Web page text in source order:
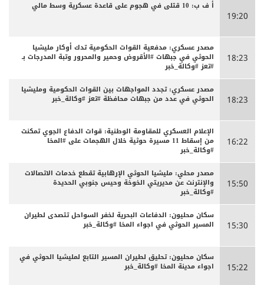
19:20
أ ف ب: 10 قتلى في هجوم على قاعدة عسكرية وسط مالي
18:23
مصدر عسكري: مدفعية القوات الحكومية تدك أوكار مليشيا
الحوثي في جبهات #الأقروض وحمير والمحرور وتبة المدرجات بـ
#تعز #وكالة_خبر
18:23
مصدر عسكري: تجدد المواجهات بين القوات الحكومية ومليشيا
الحوثي في عدد من جبهات محافظة #تعز #وكالة_خبر
16:22
الإعلام العسكري للمقاومة الوطنية: قوات الدفاع الجوي تمكنت
من إسقاط 11 مسيرة حوثية خلال الهجمات على #المخا
#وكالة_خبر
15:50
مصدر محلي: مليشيا الحوثي الإرهابية تقطع خدمات الاتصالات
والإنترنت عن مديريتي الخوخة وحيس جنوبي الحديدة
#وكالة_خبر
15:30
سكان محليون: الدفاعات البحرية لخفر السواحل تتصدى لطيران
المسير الحوثي في اجواء المخا #وكالة_خبر
15:22
سكان محليون: تحليق لطيران المسير التابع لمليشيا الحوثي في
اجواء مدينة المخا #وكالة_خبر